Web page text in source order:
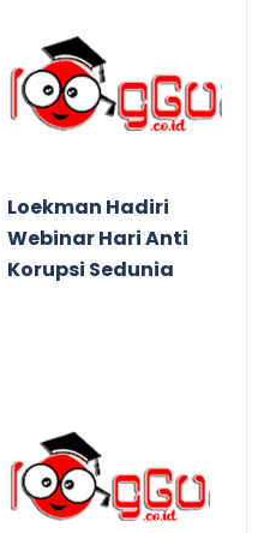
Loekman Hadiri
Webinar Hari Anti
Korupsi Sedunia